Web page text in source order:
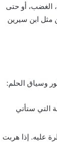
الغضب، أو حتى
مثل ابن سيرين
وسياق الحلم:
التي ستأتي
عليه. إذا هربت
في المنام: